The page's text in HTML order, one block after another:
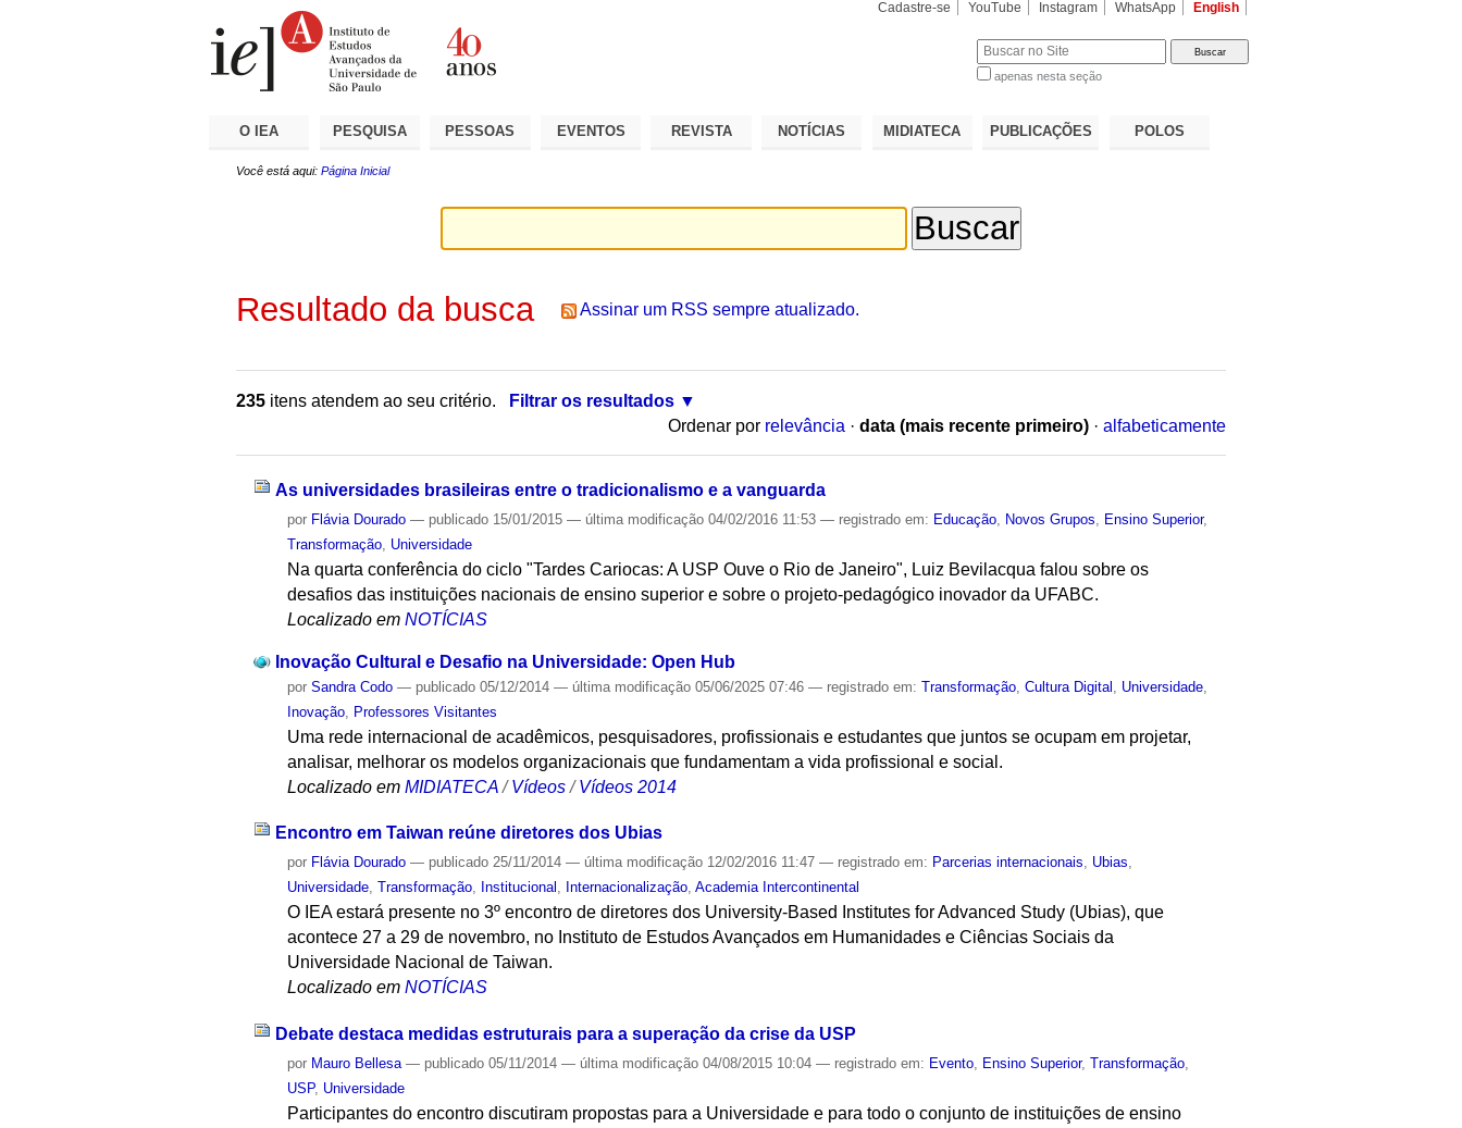
Cadastre-se YouTube Instagram WhatsApp English
apenas nesta seção
O IEA PESQUISA PESSOAS EVENTOS REVISTA NOTÍCIAS MIDIATECA PUBLICAÇÕES POLOS
Você está aqui: Página Inicial
Resultado da busca Assinar um RSS sempre atualizado.
235 itens atendem ao seu critério.
Filtrar os resultados
Ordenar por relevância · data (mais recente primeiro) · alfabeticamente
As universidades brasileiras entre o tradicionalismo e a vanguarda
por Flávia Dourado — publicado 15/01/2015— última modificação 04/02/2016 11:53— registrado em: Educação Novos Grupos Ensino Superior,
Transformação Universidade
Na quarta conferência do ciclo "Tardes Cariocas: A USP Ouve o Rio de Janeiro", Luiz Bevilacqua falou sobre os
desafios das instituições nacionais de ensino superior e sobre o projeto-pedagógico inovador da UFABC.
Localizado em NOTÍCIAS
Inovação Cultural e Desafio na Universidade: Open Hub
porSandra Codo — publicado 05/12/2014— última modificação 05/06/2025 07:46— registrado em:Transformação ,Cultura Digital Universidade
Inovação Professores Visitantes
Uma rede internacional de acadêmicos, pesquisadores, profissionais e estudantes que juntos se ocupam em projetar,
analisar, melhorar os modelos organizacionais que fundamentam a vida profissional e social.
Localizado em MIDIATECA /Vídeos /Vídeos 2014
Encontro em Taiwan reúne diretores dos Ubias
por Flávia Dourado — publicado 25/11/2014— última modificação 12/02/2016 11:47— registrado em: Parcerias internacionais, Ubias,
Universidade,Transformação, Institucional , Internacionalização,Academia Intercontinental
O IEA estará presente no 3º encontro de diretores dos University-Based Institutes for Advanced Study (Ubias), que
acontece 27 a 29 de novembro, no Instituto de Estudos Avançados em Humanidades e Ciências Sociais da
Universidade Nacional de Taiwan.
Localizado em NOTÍCIAS
Debate destaca medidas estruturais para a superação da crise da USP
por Mauro Bellesa — publicado 05/11/2014— última modificação 04/08/2015 10:04— registrado em: Evento, Ensino Superior,Transformação,
USP, Universidade
Participantes do encontro discutiram propostas para a Universidade e para todo o conjunto de instituições de ensino